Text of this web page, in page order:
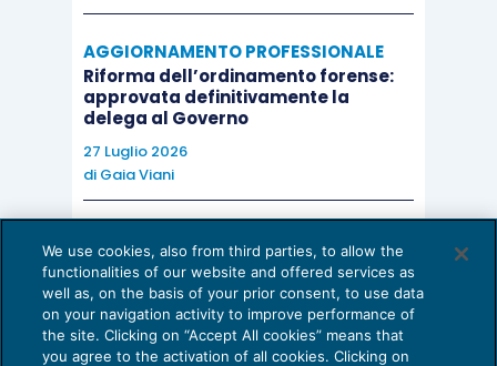
AGGIORNAMENTO PROFESSIONALE
Riforma dell’ordinamento forense:
approvata definitivamente la
delega al Governo
27 Luglio 2026
di Gaia Viani
Come evitare le allucinazioni dell’AI:
guida per l’avvocato
24 Luglio 2026
di Sofia Savoia
We use cookies, also from third parties, to allow the
functionalities of our website and offered services as
well as, on the basis of your prior consent, to use data
on your navigation activity to improve performance of
the site. Clicking on “Accept All cookies” means that
you agree to the activation of all cookies. Clicking on